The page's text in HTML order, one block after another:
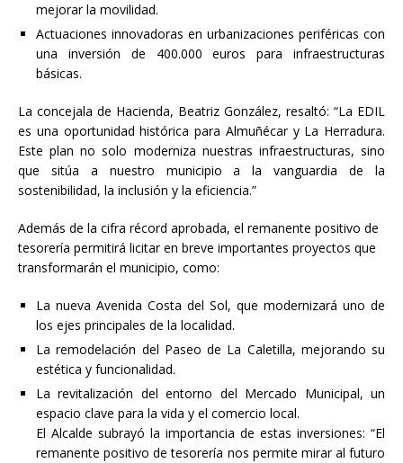
mejorar la movilidad.
Actuaciones innovadoras en urbanizaciones periféricas con
una inversión de 400.000 euros para infraestructuras
básicas.
La concejala de Hacienda, Beatriz González, resaltó: “La EDIL
es una oportunidad histórica para Almuñécar y La Herradura.
Este plan no solo moderniza nuestras infraestructuras, sino
que sitúa a nuestro municipio a la vanguardia de la
sostenibilidad, la inclusión y la eficiencia.”
Además de la cifra récord aprobada, el remanente positivo de
tesorería permitirá licitar en breve importantes proyectos que
transformarán el municipio, como:
La nueva Avenida Costa del Sol, que modernizará uno de
los ejes principales de la localidad.
La remodelación del Paseo de La Caletilla, mejorando su
estética y funcionalidad.
La revitalización del entorno del Mercado Municipal, un
espacio clave para la vida y el comercio local.
El Alcalde subrayó la importancia de estas inversiones: “El
remanente positivo de tesorería nos permite mirar al futuro